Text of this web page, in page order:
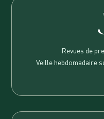
Revues de
Veille hebdomadaire